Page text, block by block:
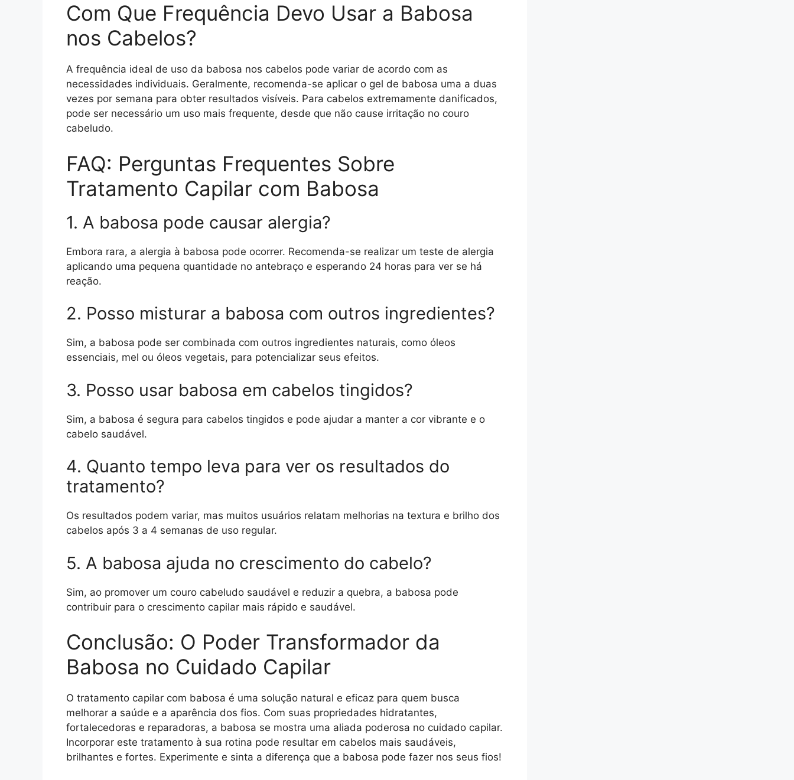
Com Que Frequência Devo Usar a Babosa
nos Cabelos?
A frequência ideal de uso da babosa nos cabelos pode variar de acordo com as
necessidades individuais. Geralmente, recomenda-se aplicar o gel de babosa uma a duas
vezes por semana para obter resultados visíveis. Para cabelos extremamente danificados,
pode ser necessário um uso mais frequente, desde que não cause irritação no couro
cabeludo.
FAQ: Perguntas Frequentes Sobre
Tratamento Capilar com Babosa
1. A babosa pode causar alergia?
Embora rara, a alergia à babosa pode ocorrer. Recomenda-se realizar um teste de alergia
aplicando uma pequena quantidade no antebraço e esperando 24 horas para ver se há
reação.
2. Posso misturar a babosa com outros ingredientes?
Sim, a babosa pode ser combinada com outros ingredientes naturais, como óleos
essenciais, mel ou óleos vegetais, para potencializar seus efeitos.
3. Posso usar babosa em cabelos tingidos?
Sim, a babosa é segura para cabelos tingidos e pode ajudar a manter a cor vibrante e o
cabelo saudável.
4. Quanto tempo leva para ver os resultados do
tratamento?
Os resultados podem variar, mas muitos usuários relatam melhorias na textura e brilho dos
cabelos após 3 a 4 semanas de uso regular.
5. A babosa ajuda no crescimento do cabelo?
Sim, ao promover um couro cabeludo saudável e reduzir a quebra, a babosa pode
contribuir para o crescimento capilar mais rápido e saudável.
Conclusão: O Poder Transformador da
Babosa no Cuidado Capilar
O tratamento capilar com babosa é uma solução natural e eficaz para quem busca
melhorar a saúde e a aparência dos fios. Com suas propriedades hidratantes,
fortalecedoras e reparadoras, a babosa se mostra uma aliada poderosa no cuidado capilar.
Incorporar este tratamento à sua rotina pode resultar em cabelos mais saudáveis,
brilhantes e fortes. Experimente e sinta a diferença que a babosa pode fazer nos seus fios!